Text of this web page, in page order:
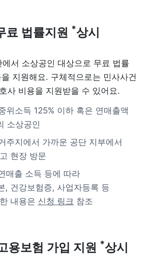
SDK·API 연동
페이스패스
료 법률지원 *상시
서 소상공인 대상으로 무료 법률
지원해요. 구체적으로는 민사사건
사 비용을 지원받을 수 있어요.
위소득 125% 이하 혹은 연매출액
소상공인
주지에서 가까운 공단 지부에서
현장 방문
매출 소득 등에 따라
, 건강보험증, 사업자등록 등
내용은 신청 링크 참조
용보험 가입 지원 *상시